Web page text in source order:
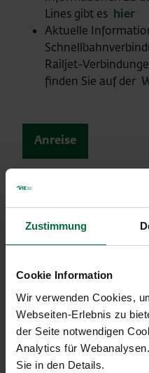
Zustimmung
Cookie Information
Wir verwenden Cookies,
Webseiten-Erlebnis zu
der Seite notwendigen
Analytics für
Sie in den Details.
Lines gibt es hier
Aktuelle
Railjet-
finden Sie auf der
Anreise